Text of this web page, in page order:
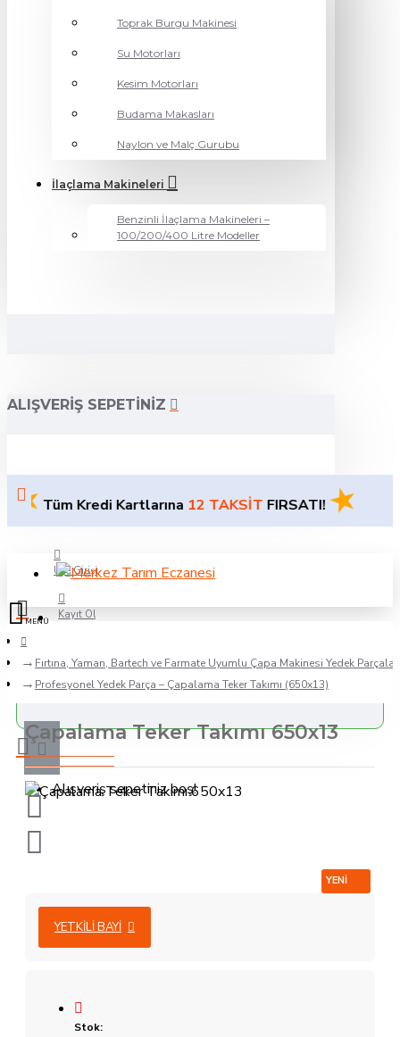
Toprak Burgu Makinesi
Su Motorları
Kesim Motorları
Budama Makasları
Naylon ve Malç Gurubu
İlaçlama Makineleri
Benzinli İlaçlama Makineleri –
100/200/400 Litre Modeller
ALIŞVERIŞ SEPETINIZ
Kredi Kartlarına12 TAKSİTFIRSATI!★
Üye Girişi
Kayıt Ol
Sipariş Takibi
Alışveriş sepetiniz boş!
Fırtına, Yaman, Bartech ve Farmate Uyumlu Çapa Makinesi Yedek Parçaları
Profesyonel Yedek Parça – Çapalama Teker Takımı (650x13)
Çapalama Teker Takımı 650x13
YENI
YETKILI BAYI
Stok: